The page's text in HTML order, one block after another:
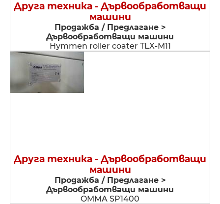
Друга техника - Дървообработващи
машини
Продажба / Предлагане >
Дървообработващи машини
Hymmen roller coater TLX-M11
Друга техника - Дървообработващи
машини
Продажба / Предлагане >
Дървообработващи машини
OMMA SP1400